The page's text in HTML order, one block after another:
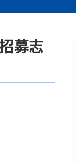
募志